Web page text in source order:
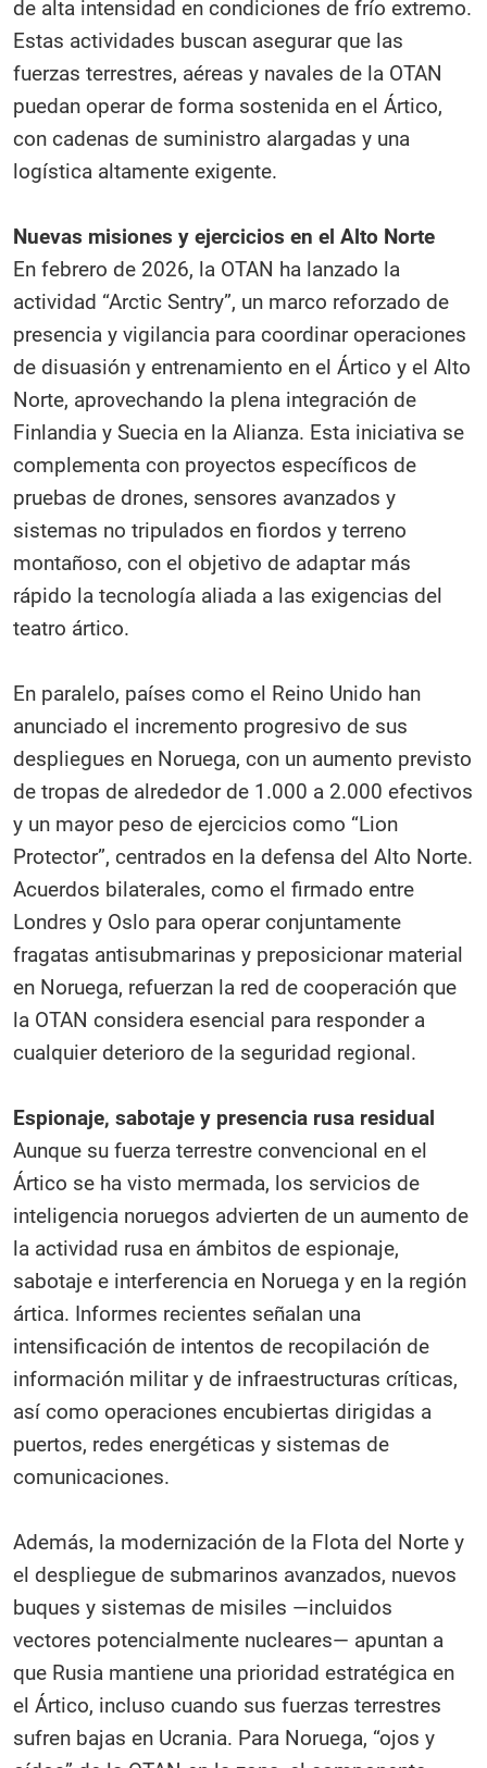
de alta intensidad en condiciones de frío extremo.
Estas actividades buscan asegurar que las
fuerzas terrestres, aéreas y navales de la OTAN
puedan operar de forma sostenida en el Ártico,
con cadenas de suministro alargadas y una
logística altamente exigente.
Nuevas misiones y ejercicios en el Alto Norte
En febrero de 2026, la OTAN ha lanzado la
actividad “Arctic Sentry”, un marco reforzado de
presencia y vigilancia para coordinar operaciones
de disuasión y entrenamiento en el Ártico y el Alto
Norte, aprovechando la plena integración de
Finlandia y Suecia en la Alianza. Esta iniciativa se
complementa con proyectos específicos de
pruebas de drones, sensores avanzados y
sistemas no tripulados en fiordos y terreno
montañoso, con el objetivo de adaptar más
rápido la tecnología aliada a las exigencias del
teatro ártico.
En paralelo, países como el Reino Unido han
anunciado el incremento progresivo de sus
despliegues en Noruega, con un aumento previsto
de tropas de alrededor de 1.000 a 2.000 efectivos
y un mayor peso de ejercicios como “Lion
Protector”, centrados en la defensa del Alto Norte.
Acuerdos bilaterales, como el firmado entre
Londres y Oslo para operar conjuntamente
fragatas antisubmarinas y preposicionar material
en Noruega, refuerzan la red de cooperación que
la OTAN considera esencial para responder a
cualquier deterioro de la seguridad regional.​
Espionaje, sabotaje y presencia rusa residual
Aunque su fuerza terrestre convencional en el
Ártico se ha visto mermada, los servicios de
inteligencia noruegos advierten de un aumento de
la actividad rusa en ámbitos de espionaje,
sabotaje e interferencia en Noruega y en la región
ártica. Informes recientes señalan una
intensificación de intentos de recopilación de
información militar y de infraestructuras críticas,
así como operaciones encubiertas dirigidas a
puertos, redes energéticas y sistemas de
comunicaciones.​
Además, la modernización de la Flota del Norte y
el despliegue de submarinos avanzados, nuevos
buques y sistemas de misiles —incluidos
vectores potencialmente nucleares— apuntan a
que Rusia mantiene una prioridad estratégica en
el Ártico, incluso cuando sus fuerzas terrestres
sufren bajas en Ucrania. Para Noruega, “ojos y